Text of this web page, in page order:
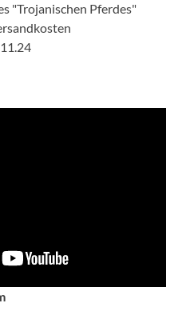
"Trojanischen Pferdes"